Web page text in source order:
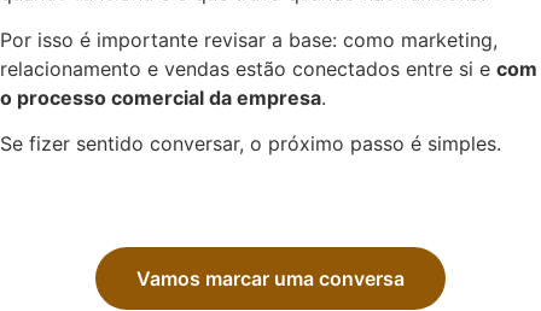
Por isso é importante revisar a base: como marketing,
relacionamento e vendas estão conectados entre si e com
o processo comercial da empresa.
Se fizer sentido conversar, o próximo passo é simples.
Vamos marcar uma conversa